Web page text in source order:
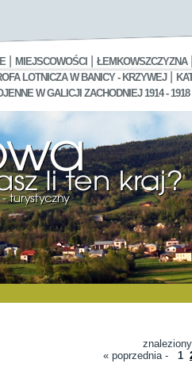
MIEJSCOWOŚCI ŁEMKOWSZCZYZNA
LOTNICZA W BANICY - KRZYWEJ|
W GALICJI ZACHODNIEJ 1914 - 1918
« poprzednia - 1